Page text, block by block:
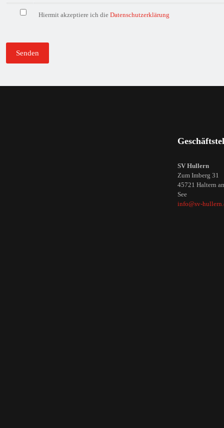
Hiermit akzeptiere ich die Datenschutzerklärung
SV Hullern
Zum Imberg 31
45721 Haltern
See
info@sv-